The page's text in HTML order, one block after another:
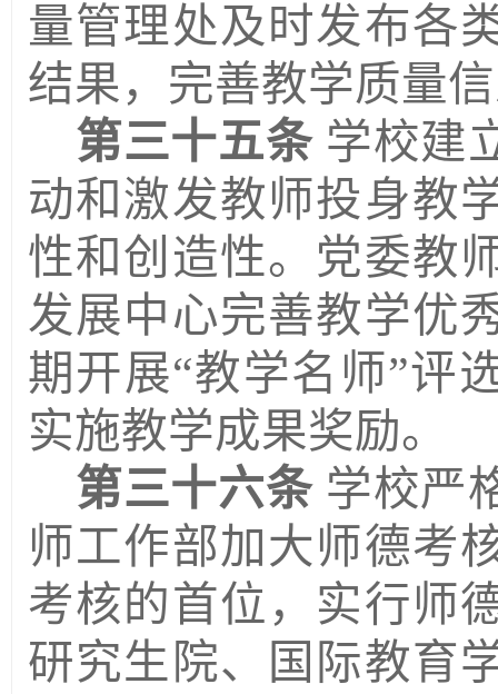
量管理处及时发布各
结果，完善教学质量
第三十五条 学校建
动和激发教师投身教
性和创造性。 党委教
发展中心完善教学优
期开展“教学名师”评
实施教学成果奖励。
第三十六条 学校严
师工作部加大师德考
考核的首位，实行师
研究生院、国际教育